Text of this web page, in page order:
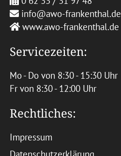
info@awo-frankenthal.de
www.awo-frankenthal.de
Servicezeiten:
Mo - Do von 8:30 - 15:30 Uhr
Fr von 8:30 - 12:00 Uhr
Rechtliches:
Impressum